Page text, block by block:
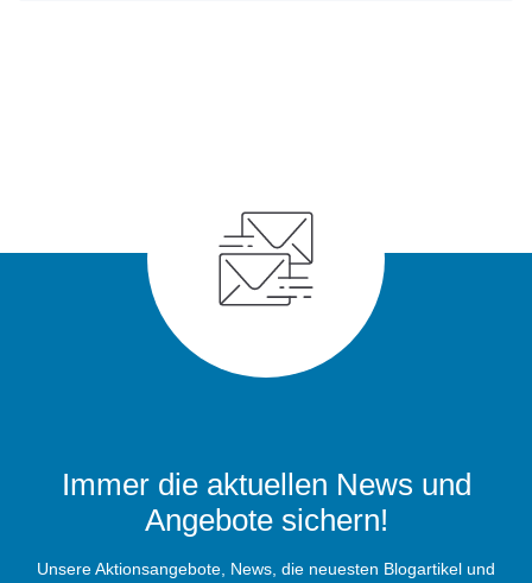
Immer die aktuellen News und
Angebote sichern!
Unsere Aktionsangebote, News, die neuesten Blogartikel und